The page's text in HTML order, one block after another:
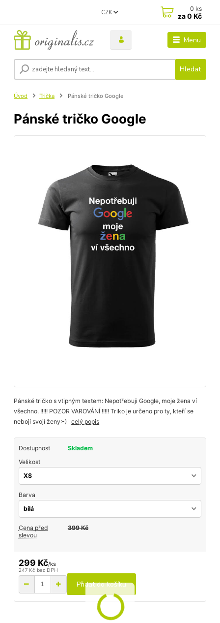
Menu
CZK
Hledat
0 ks
za0 Kč
Úvod Trička Pánské tričko Google
Pánské tričko Google
Pánské tričko s vtipným textem: Nepotřebuji Google, moje žena ví
všechno. !!!!! POZOR VAROVÁNÍ !!!!! Triko je určeno pro ty, kteří se
nebojí svojí ženy:-)celý popis
Dostupnost
Skladem
Velikost
Barva
Cena před
slevou
399 Kč
299 Kč/ks
247 Kč bez DPH
Přidat do košíku